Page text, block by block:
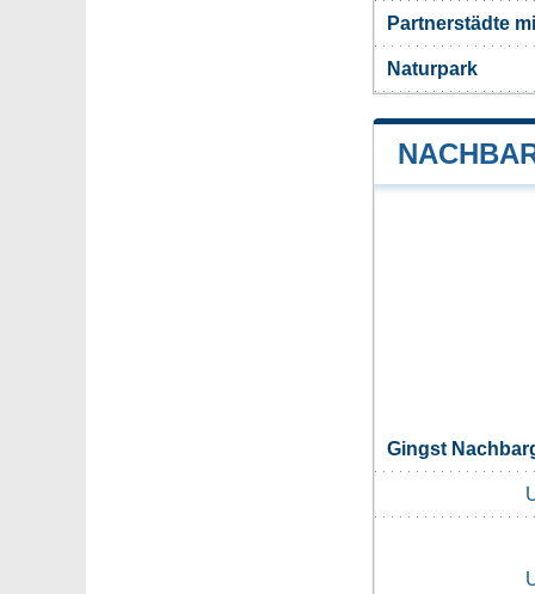
Partnerstädte
Naturpark
Gingst